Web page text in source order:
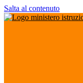
Salta al contenuto